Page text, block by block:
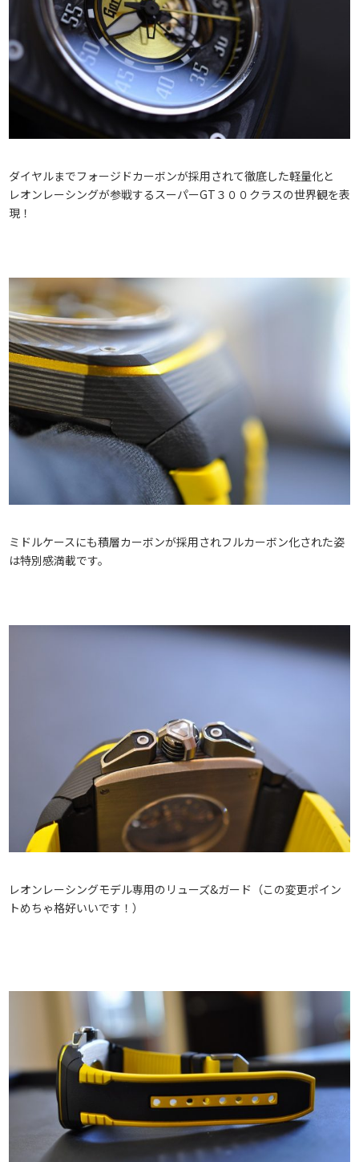
ダイヤルまでフォージドカーボンが採用されて徹底した軽量化と
レオンレーシングが参戦するスーパーGT３００クラスの世界観を表
現！
ミドルケースにも積層カーボンが採用されフルカーボン化された姿
は特別感満載です。
レオンレーシングモデル専用のリューズ&ガード（この変更ポイン
トめちゃ格好いいです！）